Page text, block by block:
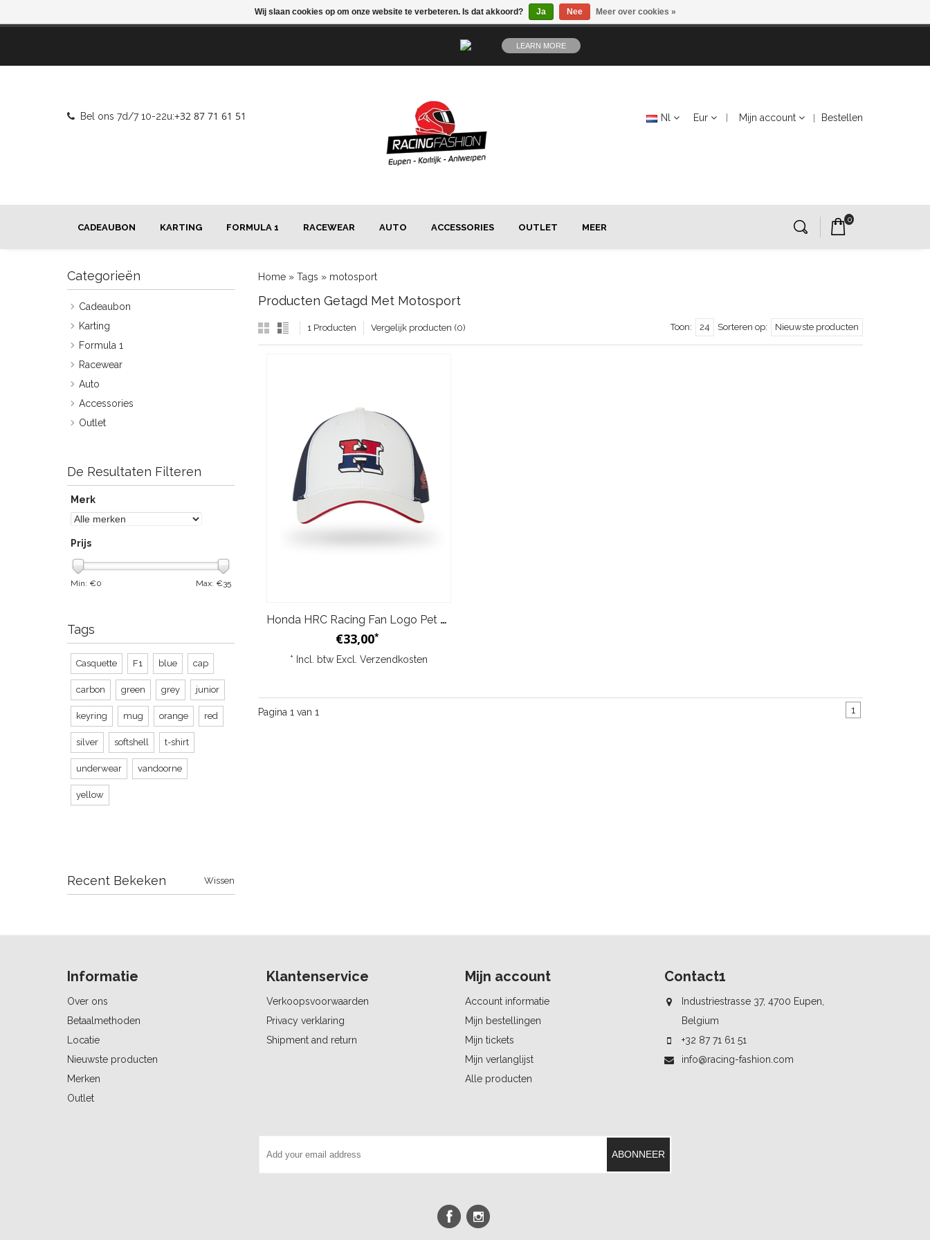
LEARN MORE
Bel ons 7d/7 10-22u:+32 87 71 61 51 Nl Eur Mijn account Bestellen
CADEAUBON KARTING FORMULA 1 RACEWEAR AUTO ACCESSORIES OUTLET MEER
0
Home » Tags » motosport
Producten Getagd Met Motosport
1 Producten Vergelijk producten (0) Sorteren op: Nieuwste producten
Toon: 24
Honda HRC Racing Fan Logo Pet - Wit Marine
€33,00*
* Incl. btw Excl. Verzendkosten
Pagina 1 van 1 1
Categorieën
Cadeaubon
Karting
Formula 1
Racewear
Auto
Accessories
Outlet
De Resultaten Filteren
Merk
Prijs
Min: €0 Max: €35
Tags
Casquette F1 blue cap
carbon green grey junior
keyring mug orange red
silver softshell t-shirt
underwear vandoorne
yellow
Recent Bekeken Wissen
Informatie
Over ons
Betaalmethoden
Locatie
Nieuwste producten
Merken
Outlet
Klantenservice
Verkoopsvoorwaarden
Privacy verklaring
Shipment and return
Mijn account
Account informatie
Mijn bestellingen
Mijn tickets
Mijn verlanglijst
Alle producten
Contact1
Industriestrasse 37, 4700 Eupen,
Belgium
+32 87 71 61 51
info@racing-fashion.com
ABONNEER
Wij slaan cookies op om onze website te verbeteren. Is dat akkoord? Ja Nee Meer over cookies »